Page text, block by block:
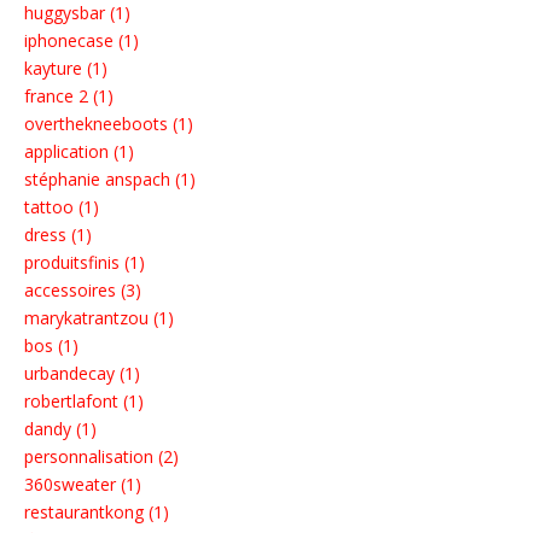
huggysbar (1)
iphonecase (1)
kayture (1)
france 2 (1)
overthekneeboots (1)
application (1)
stéphanie anspach (1)
tattoo (1)
dress (1)
produitsfinis (1)
accessoires (3)
marykatrantzou (1)
bos (1)
urbandecay (1)
robertlafont (1)
dandy (1)
personnalisation (2)
360sweater (1)
restaurantkong (1)